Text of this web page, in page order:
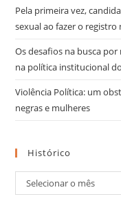
Pela primeira vez,
sexual ao fazer o registro
Os desafios na busca
na política institucional
Violência Política: um
negras e mulheres
Histórico
Selecionar o mês